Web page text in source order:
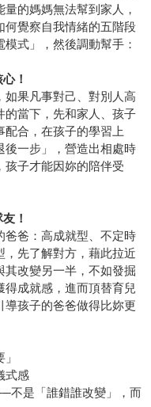
的媽媽無法幫到家人，
何覺察自我情緒的五階段
式」，然後調動幫手：
！
果凡事對己、對別人高
的當下，先和家人、孩子
合，在孩子的學習上
後一步」，營造出相處時
孩子才能因妳的陪伴受
！
爸爸：高成就型、不定時
先了解對方，藉此拉近
其改變另一半，不如發掘
成就感，進而頂替育兒
孩子的爸爸做得比妳更
式感
不是「誰錯誰改變」，而